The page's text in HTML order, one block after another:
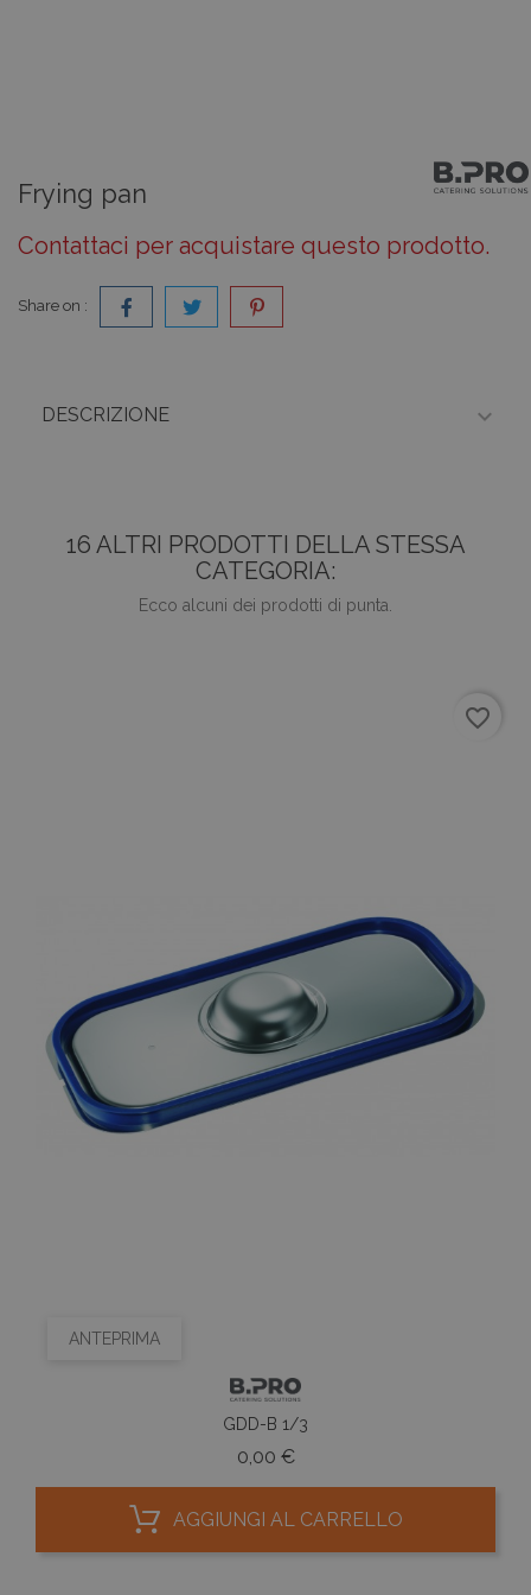
Frying pan
Contattaci per acquistare questo prodotto.
Share on :
DESCRIZIONE 
16 ALTRI PRODOTTI DELLA STESSA
CATEGORIA:
Ecco alcuni dei prodotti di punta.
ANTEPRIMA
GDD-B 1/3
0,00 €Prezzo
AGGIUNGI AL CARRELLO
favorite_border